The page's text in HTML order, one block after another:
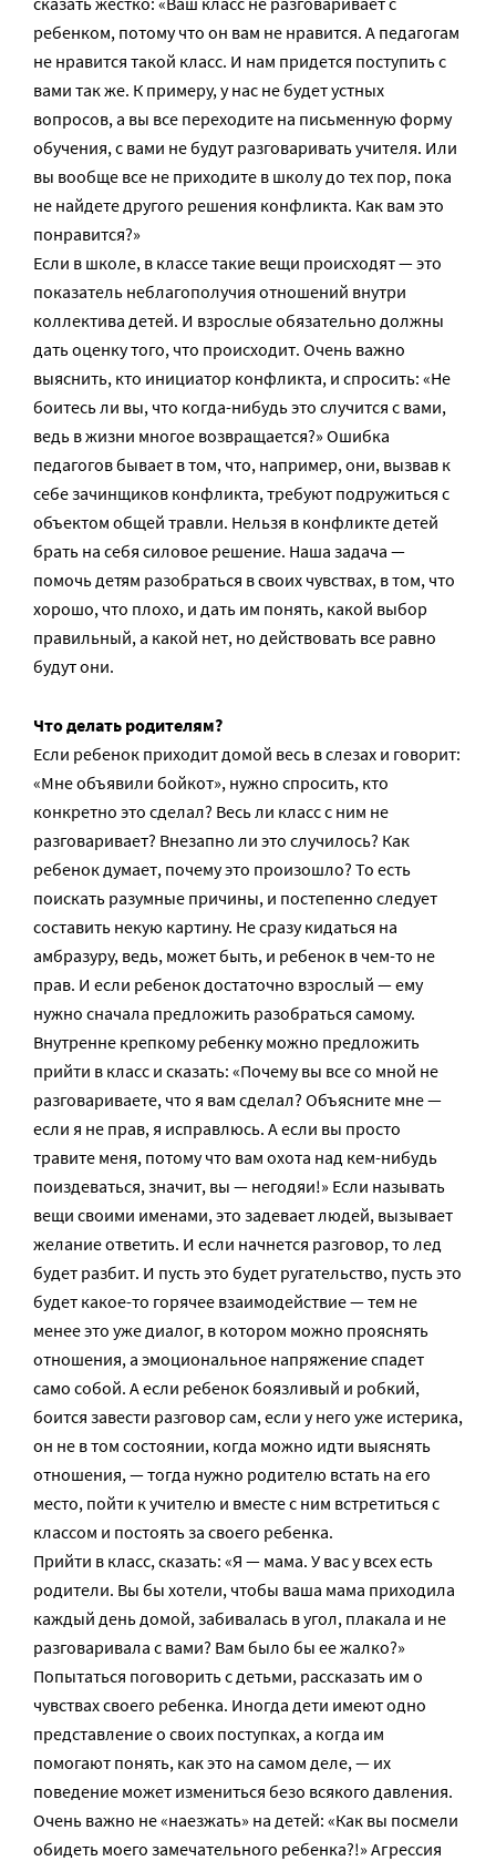
ребенком, потому что он вам не нравится. А педагогам
не нравится такой класс. И нам придется поступить с
вами так же. К примеру, у нас не будет устных
вопросов, а вы все переходите на письменную форму
обучения, с вами не будут разговаривать учителя. Или
вы вообще все не приходите в школу до тех пор, пока
не найдете другого решения конфликта. Как вам это
понравится?»
Если в школе, в классе такие вещи происходят — это
показатель неблагополучия отношений внутри
коллектива детей. И взрослые обязательно должны
дать оценку того, что происходит. Очень важно
выяснить, кто инициатор конфликта, и спросить: «Не
боитесь ли вы, что когда-нибудь это случится с вами,
ведь в жизни многое возвращается?» Ошибка
педагогов бывает в том, что, например, они, вызвав к
себе зачинщиков конфликта, требуют подружиться с
объектом общей травли. Нельзя в конфликте детей
брать на себя силовое решение. Наша задача —
помочь детям разобраться в своих чувствах, в том, что
хорошо, что плохо, и дать им понять, какой выбор
правильный, а какой нет, но действовать все равно
будут они.
Что делать родителям?
Если ребенок приходит домой весь в слезах и говорит:
«Мне объявили бойкот», нужно спросить, кто
конкретно это сделал? Весь ли класс с ним не
разговаривает? Внезапно ли это случилось? Как
ребенок думает, почему это произошло? То есть
поискать разумные причины, и постепенно следует
составить некую картину. Не сразу кидаться на
амбразуру, ведь, может быть, и ребенок в чем-то не
прав. И если ребенок достаточно взрослый — ему
нужно сначала предложить разобраться самому.
Внутренне крепкому ребенку можно предложить
прийти в класс и сказать: «Почему вы все со мной не
разговариваете, что я вам сделал? Объясните мне —
если я не прав, я исправлюсь. А если вы просто
травите меня, потому что вам охота над кем-нибудь
поиздеваться, значит, вы — негодяи!» Если называть
вещи своими именами, это задевает людей, вызывает
желание ответить. И если начнется разговор, то лед
будет разбит. И пусть это будет ругательство, пусть это
будет какое-то горячее взаимодействие — тем не
менее это уже диалог, в котором можно прояснять
отношения, а эмоциональное напряжение спадет
само собой. А если ребенок боязливый и робкий,
боится завести разговор сам, если у него уже истерика,
он не в том состоянии, когда можно идти выяснять
отношения, — тогда нужно родителю встать на его
место, пойти к учителю и вместе с ним встретиться с
классом и постоять за своего ребенка.
Прийти в класс, сказать: «Я — мама. У вас у всех есть
родители. Вы бы хотели, чтобы ваша мама приходила
каждый день домой, забивалась в угол, плакала и не
разговаривала с вами? Вам было бы ее жалко?»
Попытаться поговорить с детьми, рассказать им о
чувствах своего ребенка. Иногда дети имеют одно
представление о своих поступках, а когда им
помогают понять, как это на самом деле, — их
поведение может измениться безо всякого давления.
Очень важно не «наезжать» на детей: «Как вы посмели
обидеть моего замечательного ребенка?!» Агрессия